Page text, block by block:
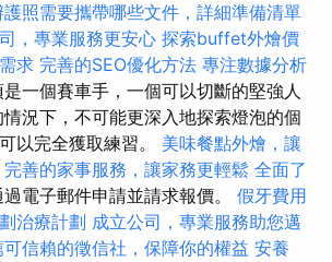
護照需要攜帶哪些文件，詳細準備清單
，專業服務更安心 探索buffet外燴價
求 完善的SEO優化方法 專注數據分析
一個賽車手，一個可以切斷的堅強人
況下，不可能更深入地探索燈泡的個
以完全獲取練習。 美味餐點外燴，讓
完善的家事服務，讓家務更輕鬆 全面了
電子郵件申請並請求報價。 假牙費用
治療計劃 成立公司，專業服務助您邁
可信賴的徵信社，保障你的權益 安養